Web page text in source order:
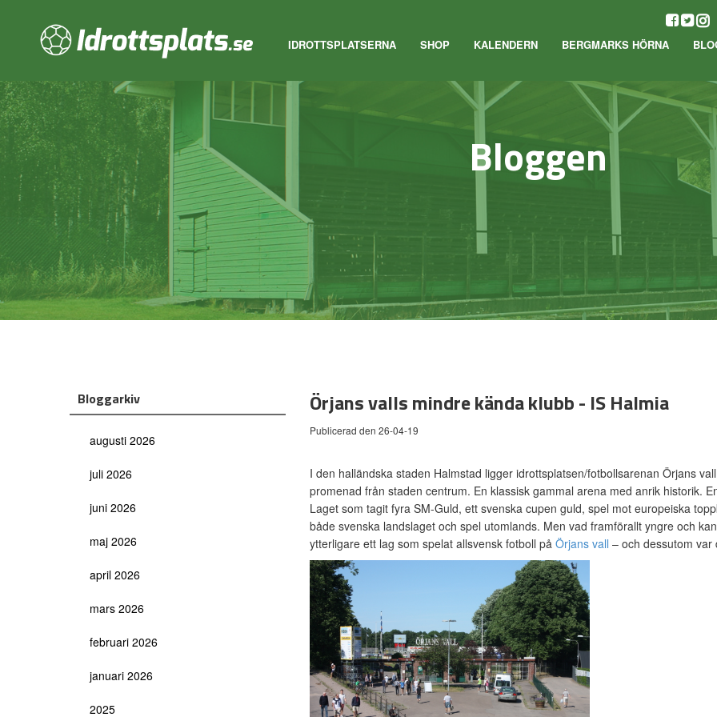
IDROTTSPLATSERNA SHOP KALENDERN BERGMARKS HÖRNA
Bloggen
Bloggarkiv
augusti 2026
juli 2026
juni 2026
maj 2026
april 2026
mars 2026
februari 2026
januari 2026
2025
Örjans valls mindre kända klubb - IS Halmia
Publicerad den 26-04-19
I den halländska staden Halmstad ligger idrottsplatsen/fotbollsarenan Örjans
promenad från staden centrum. En klassisk gammal arena med anrik historik.
Laget som tagit fyra SM-Guld, ett svenska cupen guld, spel mot europeiska
både svenska landslaget och spel utomlands. Men vad framförallt yngre och
ytterligare ett lag som spelat allsvensk fotboll på Örjans vall – och dessutom